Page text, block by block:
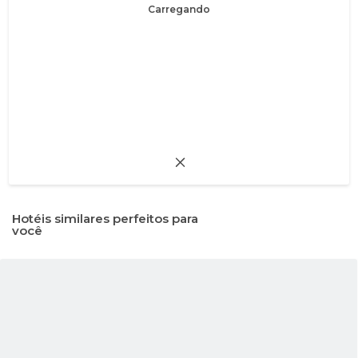
Carregando
Hotéis similares perfeitos para
você